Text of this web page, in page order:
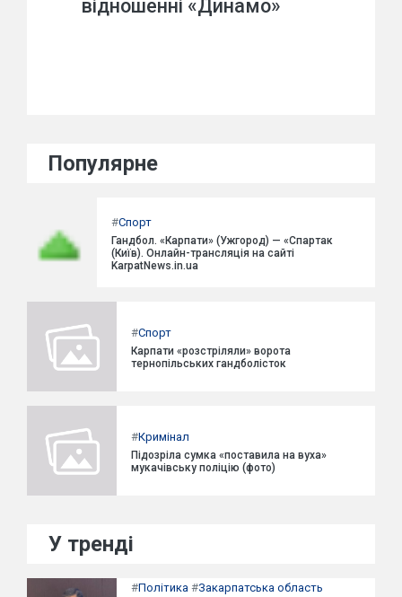
відношенні «Динамо»
Популярне
#Спорт
Гандбол. «Карпати» (Ужгород) — «Спартак
(Київ). Онлайн-трансляція на сайті
KarpatNews.in.ua
#Спорт
Карпати «розстріляли» ворота
тернопільських гандболісток
#Кримінал
Підозріла сумка «поставила на вуха»
мукачівську поліцію (фото)
У тренді
#Політика #Закарпатська область